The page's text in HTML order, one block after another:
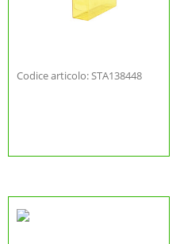
Codice articolo: STA138448